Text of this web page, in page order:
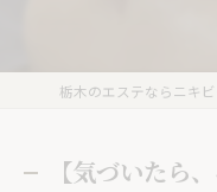
【気づいたら